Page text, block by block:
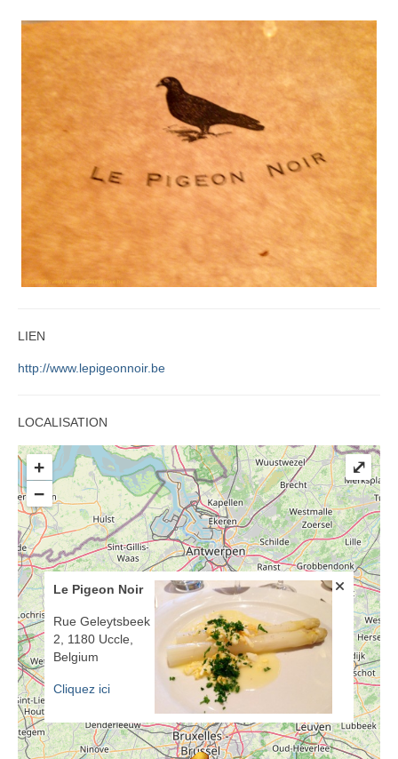
LIEN
http://www.lepigeonnoir.be
LOCALISATION
Le Pigeon Noir
Rue Geleytsbeek
2, 1180 Uccle,
Belgium
Cliquez ici
+
−
⤢